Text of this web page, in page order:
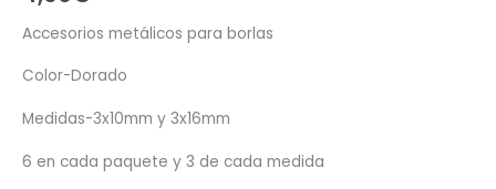
Accesorios metálicos para borlas
Color-Dorado
Medidas-3x10mm y 3x16mm
6 en cada paquete y 3 de cada medida